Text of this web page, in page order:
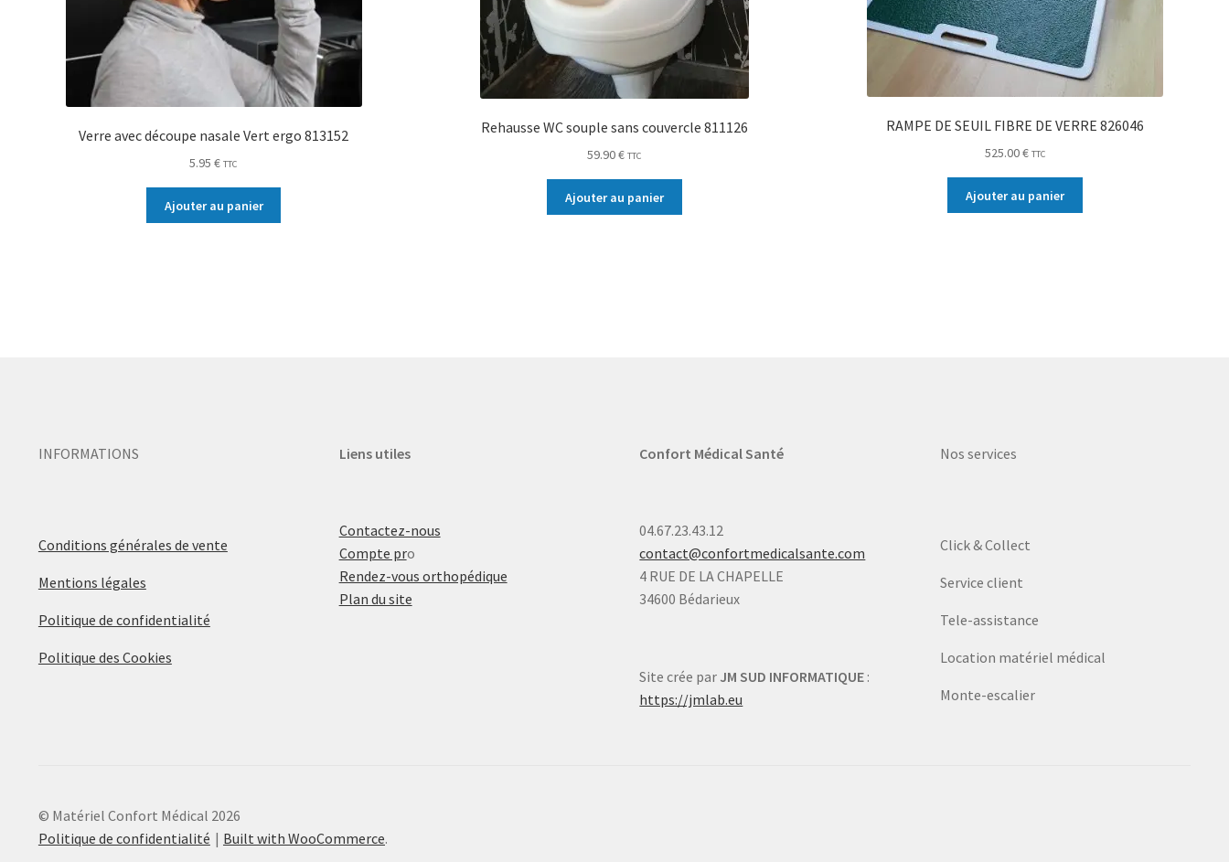
Verre avec découpe nasale Vert ergo 813152
5.95€ TTC
Ajouter au panier
Rehausse WC souple sans couvercle 811126
59.90€ TTC
Ajouter au panier
RAMPE DE SEUIL FIBRE DE VERRE 826046
525.00€ TTC
Ajouter au panier
INFORMATIONS
Conditions générales de vente
Mentions légales
Politique de confidentialité
Politique des Cookies
Liens utiles
Contactez-nous
Compte pro
Rendez-vous orthopédique
Plan du site
Confort Médical Santé
04.67.23.43.12
contact@confortmedicalsante.com
4 RUE DE LA CHAPELLE
34600 Bédarieux
Site crée par JM SUD INFORMATIQUE :
https://jmlab.eu
Nos services
Click & Collect
Service client
Tele-assistance
Location matériel médical
Monte-escalier
© Matériel Confort Médical 2026
Politique de confidentialité
Built with WooCommerce.